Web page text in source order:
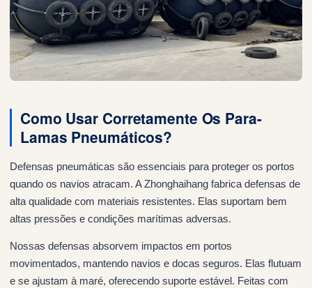
Como Usar Corretamente Os Para-
Lamas Pneumáticos?
Defensas pneumáticas são essenciais para proteger os portos
quando os navios atracam. A Zhonghaihang fabrica defensas de
alta qualidade com materiais resistentes. Elas suportam bem
altas pressões e condições marítimas adversas.
Nossas defensas absorvem impactos em portos
movimentados, mantendo navios e docas seguros. Elas flutuam
e se ajustam à maré, oferecendo suporte estável. Feitas com